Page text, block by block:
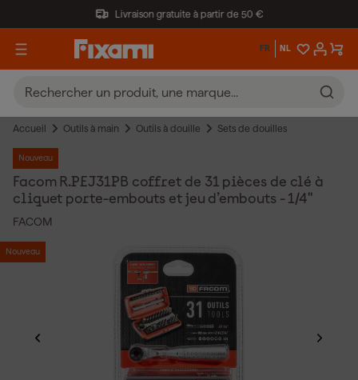
Livraison gratuite à partir de 50 €
FR NL
Accueil Outils à main Outils à douille Sets de douilles
Nouveau
Facom R.PEJ31PB coffret de 31 pièces de clé à
cliquet porte-embouts et jeu d’embouts - 1/4"
FACOM
Nouveau